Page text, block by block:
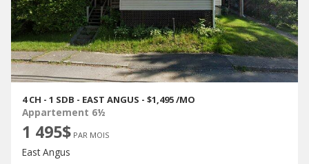
4 CH - 1 SDB - EAST ANGUS - $1,495 /MO
Appartement 6½
1 495$ PAR MOIS
East Angus